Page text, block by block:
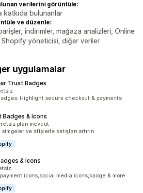
verilerini görüntüle:
katkıda bulunanlar
ve düzenle:
indirimler, mağaza analizleri, Online
yöneticisi, diğer veriler
uygulamalar
Trust Badges
Highlight secure checkout & payments
Badges & Icons
plan mevcut
ve afişlerle satışları artırın.
& Icons
icons,social media icons,badge & more